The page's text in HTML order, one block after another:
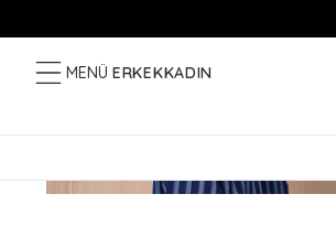
MENÜ ERKEKKADIN